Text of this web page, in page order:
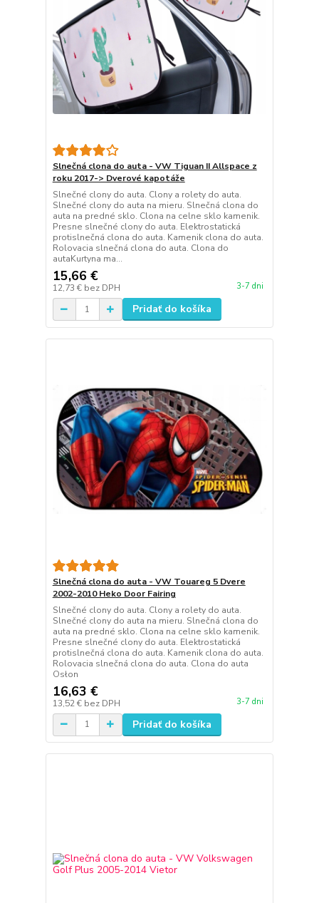
Slnečná clona do auta - VW Tiguan II Allspace z
roku 2017-> Dverové kapotáže
Slnečné clony do auta. Clony a rolety do auta.
Slnečné clony do auta na mieru. Slnečná clona do
auta na predné sklo. Clona na celne sklo kamenik.
Presne slnečné clony do auta. Elektrostatická
protislnečná clona do auta. Kamenik clona do auta.
Rolovacia slnečná clona do auta. Clona do
autaKurtyna ma...
15,66 €
12,73 € bez DPH 3-7 dni
Pridať do košíka
Slnečná clona do auta - VW Touareg 5 Dvere
2002-2010 Heko Door Fairing
Slnečné clony do auta. Clony a rolety do auta.
Slnečné clony do auta na mieru. Slnečná clona do
auta na predné sklo. Clona na celne sklo kamenik.
Presne slnečné clony do auta. Elektrostatická
protislnečná clona do auta. Kamenik clona do auta.
Rolovacia slnečná clona do auta. Clona do auta
Osłon
16,63 €
13,52 € bez DPH 3-7 dni
Pridať do košíka